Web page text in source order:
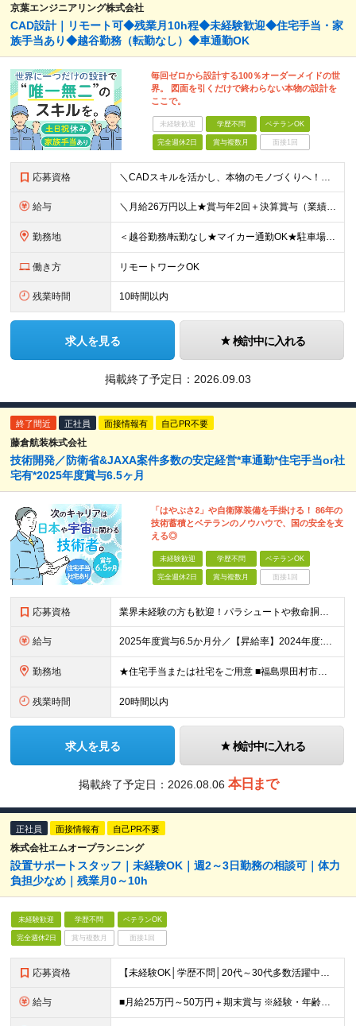
京葉エンジニアリング株式会社
CAD設計｜リモート可◆残業月10h程◆未経験歓迎◆住宅手当・家
族手当あり◆越谷勤務（転勤なし）◆車通勤OK
毎回ゼロから設計する100％オーダーメイドの世
界。 図面を引くだけで終わらない本物の設計を
ここで。
未経験歓迎 学歴不問 ベテランOK
完全週休2日 賞与複数月 面接1回
応募資格 ＼CADスキルを活かし、本物のモノづくりへ！／ ■学歴不問 ■CADを使ったことがある方（学生時代でも可） ■要普通免許 ～このような方にオススメです～ ・作業仕事から設計や構想に挑戦したい方 ・自
給与 ＼月給26万円以上★賞与年2回＋決算賞与（業績による）あり／ ＜給与＞ 【未経験者】月給26万円～＋各種手当＋賞与年2回＋決算賞与（業績による） 【経験者】月給33万円～＋各種手当＋賞与年2回＋決算
勤務地 ＜越谷勤務/転勤なし★マイカー通勤OK★駐車場あり（会社負担）＞ 【勤務先】 埼玉県越谷市花田4-15-13 ※(変更の範囲)上記を除く当社関連勤務地
働き方 リモートワークOK
残業時間 10時間以内
求人を見る 検討中に入れる
掲載終了予定日： 2026.09.03
終了間近 正社員 面接情報有 自己PR不要
藤倉航装株式会社
技術開発／防衛省&JAXA案件多数の安定経営*車通勤*住宅手当or社
宅有*2025年度賞与6.5ヶ月
「はやぶさ2」や自衛隊装備を手掛ける！ 86年の
技術蓄積とベテランのノウハウで、国の安全を支
える◎
未経験歓迎 学歴不問 ベテランOK
完全週休2日 賞与複数月 面接1回
応募資格 業界未経験の方も歓迎！パラシュートや救命胴衣などの知識がなくても全く問題ありません！ ★以下のいずれかに当てはまる方を歓迎します！ 【1】メーカーでの技術開発・設計経験をお持ちの方 ⇒「少しだけ開発
給与 2025年度賞与6.5か月分／【昇給率】2024年度:5％ 2025年度：6％（昇給年1回） 月給25万円～35万円 ※経験に応じて給与は変動します。 想定年収400万円～600万円 【各種手当
勤務地 ★住宅手当または社宅をご用意 ■福島県田村市大越町上大越字後原10-71 ■東京都品川区荏原2-4-46 ※マイカー通勤OK（駐車場有） (変更の範囲)上記を除く当社関連勤務地
残業時間 20時間以内
求人を見る 検討中に入れる
掲載終了予定日： 2026.08.06 本日まで
正社員 面接情報有 自己PR不要
株式会社エムオープランニング
設置サポートスタッフ｜未経験OK｜週2～3日勤務の相談可｜体力
負担少なめ｜残業月0～10h
未経験歓迎 学歴不問 ベテランOK
完全週休2日 賞与複数月 面接1回
応募資格 【未経験OK│学歴不問│20代～30代多数活躍中】 ◇基本的なPCスキルをお持ちの方（文字入力程度でOK） ＼接客・販売経験者が多数活躍中！／ 「人と関わる仕事が好き」 「立ち仕事から、長く働ける環
給与 ■月給25万円～50万円＋期末賞与 ※経験・年齢・スキルを考慮し決定します ※残業代は1分単位で全額支給します ※試用期間（3ヶ月）あり。期間中の給与・その他待遇に差異はありません